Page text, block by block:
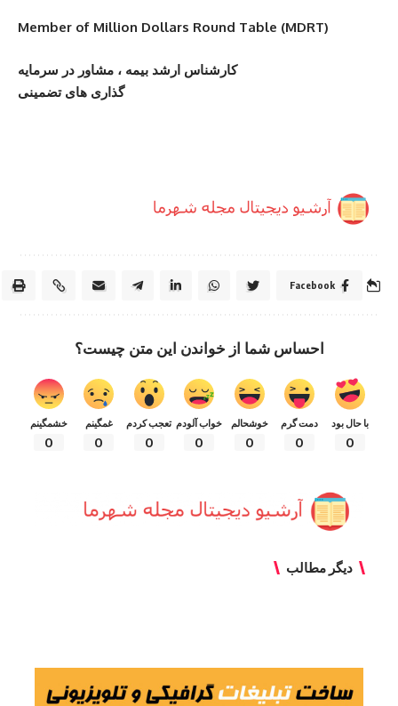
(Member of Million Dollars Round Table (MDRT
کارشناس ارشد بیمه ، مشاور در سرمایه
گذاری های تضمینی
Facebook
احساس شما از خواندن این متن چیست؟
با حال بود
0
دمت گرم
0
خوشحالم
0
خواب آلودم
0
تعجب کردم
0
غمگینم
0
خشمگینم
0
دیگر مطالب